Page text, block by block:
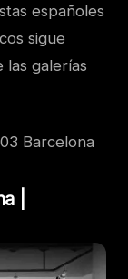
españoles
sigue
las galerías
Barcelona
|